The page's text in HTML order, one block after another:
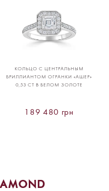
КОЛЬЦО С ЦЕНТРАЛЬНЫМ
БРИЛЛИАНТОМ ОГРАНКИ «АШЕР»
0,53 CT В БЕЛОМ ЗОЛОТЕ
189 480 грн